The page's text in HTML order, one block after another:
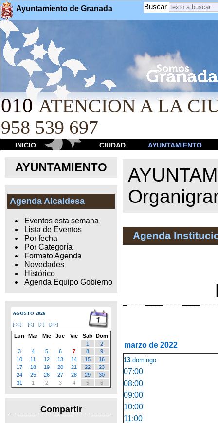
Ayuntamiento de Granada Buscar
010 ATENCION A LA
958 539 697
INICIO CIUDAD AYUNTAMIENTO
AYUNTAMIENTO
Agenda Alcaldesa
Eventos esta semana
Lista de Eventos
Por fecha
Por Categoría
Formato Agenda
Novedades
Histórico
Agenda Equipo Gobierno
AGOSTO 2026
[<<] [<] [>] [>>]
Lun Mar Mie Jue Vie Sab
Dom
1
2
3
4 5 6 7 8
9
10
11 12 13 14 15
16
17
18 19 20 21 22
23
24
25 26 27 28 29
30
31
1 2 3 4 5 6
Compartir
Agenda
marzo de 2022
13 domingo
07:00
08:00
09:00
10:00
11:00